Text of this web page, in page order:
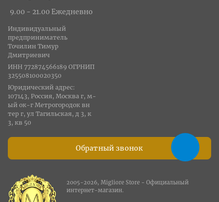
9.00 - 21.00 Ежедневно
Обратный звонок
Индивидуальный
предприниматель
Точилин Тимур
Дмитриевич
ИНН 772874566189 ОГРНИП
325508100020350
Юридический адрес:
107143, Россия, Москва г, м-
ый ок-г Метрогородок вн
тер г, ул Тагильская, д 3, к
3, кв 50
2005-2026, Migliore Store - Официальный
интернет-магазин.